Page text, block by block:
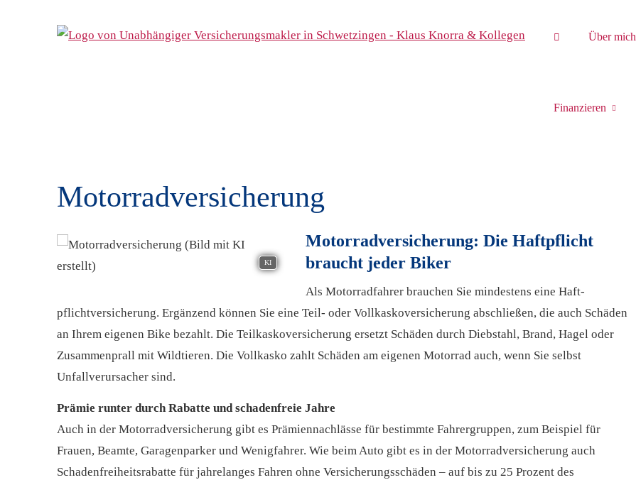
Über mich
Finanzieren
Motor­rad­ver­sicherung
KI
Motor­rad­ver­sicherung: Die Haft­pflicht
braucht jeder Biker
Als Motorradfahrer brauchen Sie mindestens eine Haft­
pflichtversicherung. Ergänzend können Sie eine Teil- oder Vollkaskoversicherung abschließen, die auch Schäden
an Ihrem eigenen Bike bezahlt. Die Teilkaskoversicherung ersetzt Schäden durch Diebstahl, Brand, Hagel oder
Zusammenprall mit Wildtieren. Die Vollkasko zahlt Schäden am eigenen Motorrad auch, wenn Sie selbst
Unfallverursacher sind.
Prämie runter durch Rabatte und schadenfreie Jahre
Auch in der Motor­rad­ver­sicherung gibt es Prämiennachlässe für bestimmte Fahrergruppen, zum Beispiel für
Frauen, Beamte, Garagenparker und Wenigfahrer. Wie beim Auto gibt es in der Motor­rad­ver­sicherung auch
Schadenfreiheitsrabatte für jahrelanges Fahren ohne Versicherungsschäden – auf bis zu 25 Prozent des